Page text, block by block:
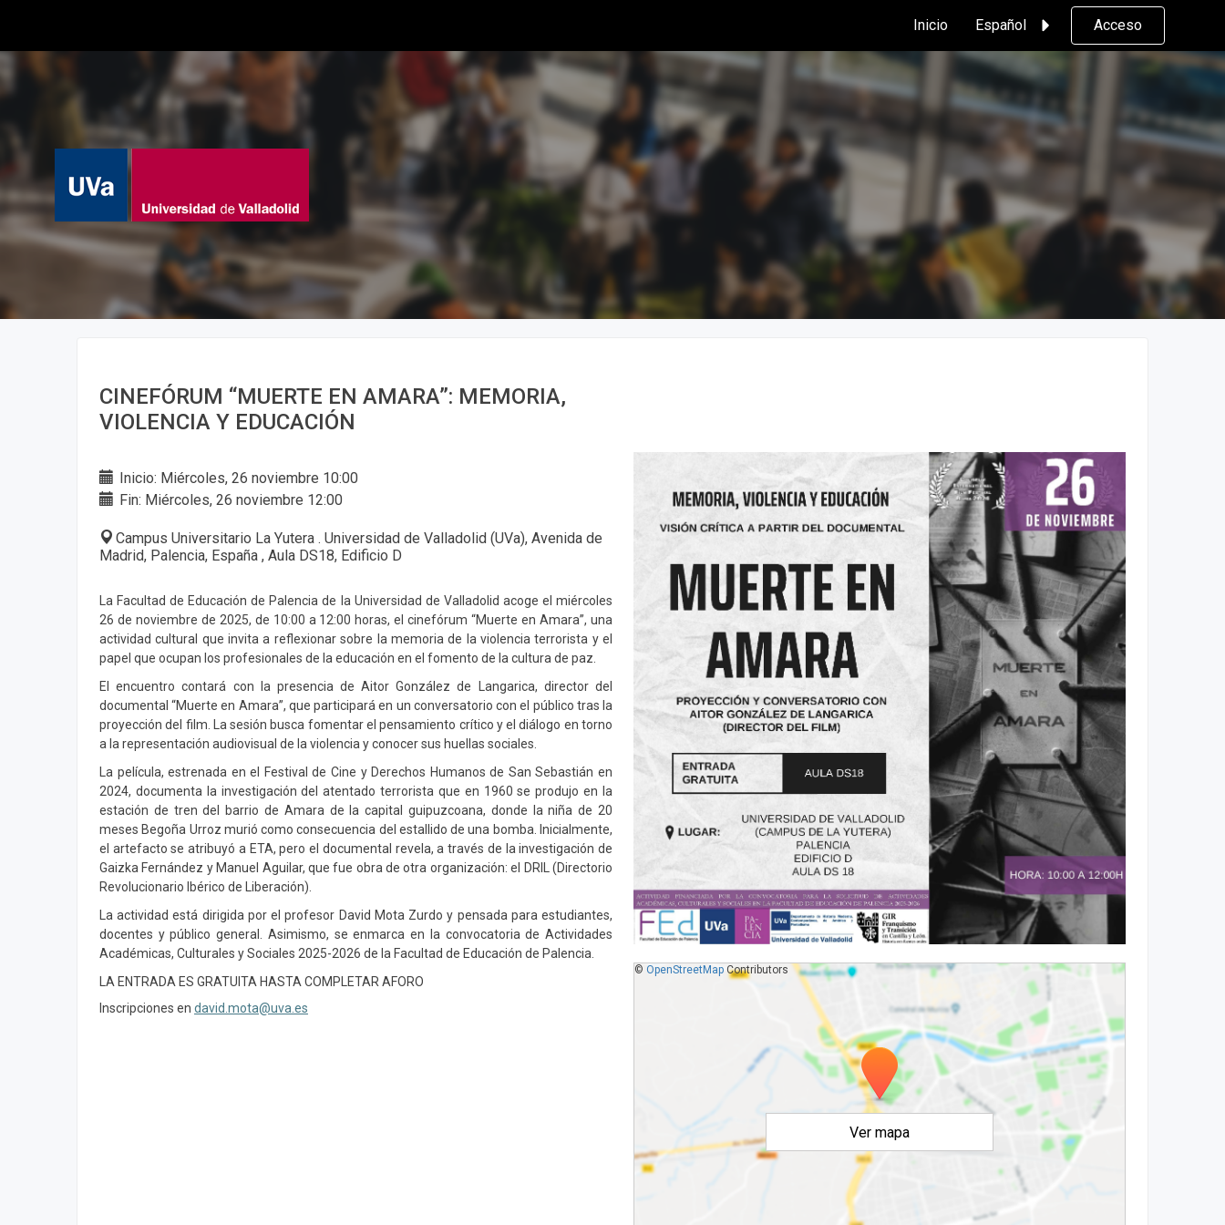
Inicio Español Acceso
CINEFÓRUM “MUERTE EN AMARA”: MEMORIA,
VIOLENCIA Y EDUCACIÓN
Inicio: Miércoles, 26 noviembre 10:00
Fin: Miércoles, 26 noviembre 12:00
Campus Universitario La Yutera . Universidad de Valladolid (UVa), Avenida de
Madrid, Palencia, España , Aula DS18, Edificio D
La Facultad de Educación de Palencia de la Universidad de Valladolid acoge el miércoles
26 de noviembre de 2025, de 10:00 a 12:00 horas, el cinefórum “Muerte en Amara”, una
actividad cultural que invita a reflexionar sobre la memoria de la violencia terrorista y el
papel que ocupan los profesionales de la educación en el fomento de la cultura de paz.
El encuentro contará con la presencia de Aitor González de Langarica, director del
documental “Muerte en Amara”, que participará en un conversatorio con el público tras la
proyección del film. La sesión busca fomentar el pensamiento crítico y el diálogo en torno
a la representación audiovisual de la violencia y conocer sus huellas sociales.
La película, estrenada en el Festival de Cine y Derechos Humanos de San Sebastián en
2024, documenta la investigación del atentado terrorista que en 1960 se produjo en la
estación de tren del barrio de Amara de la capital guipuzcoana, donde la niña de 20
meses Begoña Urroz murió como consecuencia del estallido de una bomba. Inicialmente,
el artefacto se atribuyó a ETA, pero el documental revela, a través de la investigación de
Gaizka Fernández y Manuel Aguilar, que fue obra de otra organización: el DRIL (Directorio
Revolucionario Ibérico de Liberación).
La actividad está dirigida por el profesor David Mota Zurdo y pensada para estudiantes,
docentes y público general. Asimismo, se enmarca en la convocatoria de Actividades
Académicas, Culturales y Sociales 2025-2026 de la Facultad de Educación de Palencia.
LA ENTRADA ES GRATUITA HASTA COMPLETAR AFORO
Inscripciones en david.mota@uva.es
Ver mapa
© OpenStreetMapContributors